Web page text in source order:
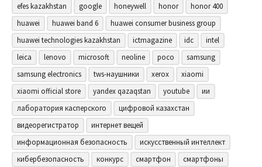
efes kazakhstan
google honeywell honor
honor 400
huawei
huawei band 6
huawei consumer business group
huawei technologies kazakhstan
ictmagazine idc
intel
leica
lenovo microsoft neoline poco
samsung
samsung electronics
tws-наушники xerox
xiaomi
xiaomi official store
yandex qazaqstan youtube
ии
лаборатория касперского
цифровой казахстан
видеорегистратор
интернет вещей
информационная безопасность
искусственный интеллект
кибербезопасность
конкурс смартфон
смартфоны